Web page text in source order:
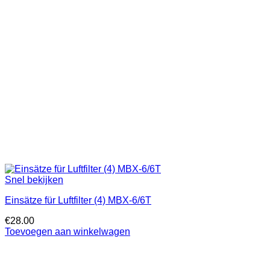
Snel bekijken
Einsätze für Luftfilter (4) MBX-6/6T
€28.00
Toevoegen aan winkelwagen